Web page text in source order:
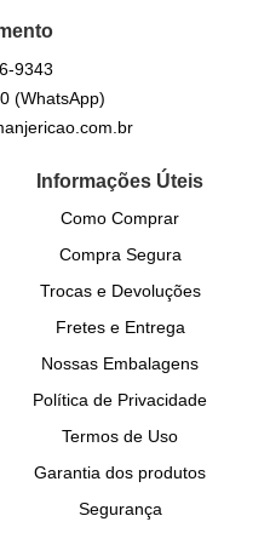
9343
(WhatsApp)
Informações Úteis
Como Comprar
Compra Segura
Trocas e Devoluções
Fretes e Entrega
Nossas Embalagens
Política de Privacidade
Termos de Uso
Garantia dos produtos
Segurança